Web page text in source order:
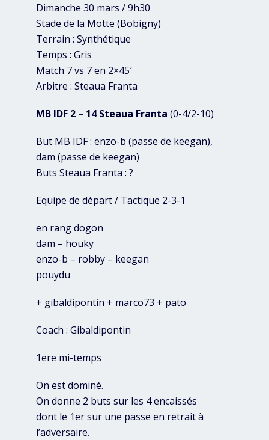
Dimanche 30 mars / 9h30
Stade de la Motte (Bobigny)
Terrain : Synthétique
Temps : Gris
Match 7 vs 7 en 2×45′
Arbitre : Steaua Franta
MB IDF 2 – 14 Steaua Franta (0-4/2-10)
But MB IDF : enzo-b (passe de keegan),
dam (passe de keegan)
Buts Steaua Franta : ?
Equipe de départ / Tactique 2-3-1
en rang dogon
dam – houky
enzo-b – robby – keegan
pouydu
+ gibaldipontin + marco73 + pato
Coach : Gibaldipontin
1ere mi-temps
On est dominé.
On donne 2 buts sur les 4 encaissés
dont le 1er sur une passe en retrait à
l’adversaire.